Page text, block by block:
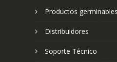
Productos
Distribuidores
Soporte Técnico